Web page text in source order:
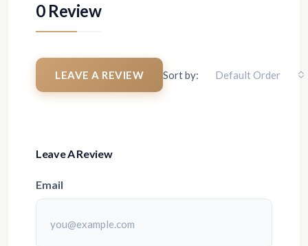
0 Review
Sort by: Default Order
LEAVE A REVIEW
Leave A Review
Email